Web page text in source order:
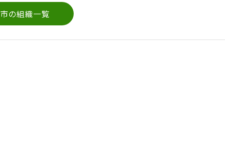
市の組織一覧